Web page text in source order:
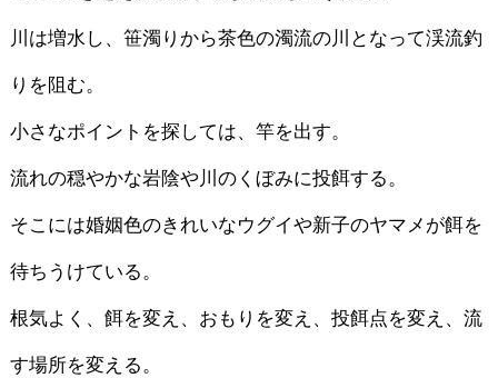
川は増水し、笹濁りから茶色の濁流の川となって渓流釣
りを阻む。
小さなポイントを探しては、竿を出す。
流れの穏やかな岩陰や川のくぼみに投餌する。
そこには婚姻色のきれいなウグイや新子のヤマメが餌を
待ちうけている。
根気よく、餌を変え、おもりを変え、投餌点を変え、流
す場所を変える。